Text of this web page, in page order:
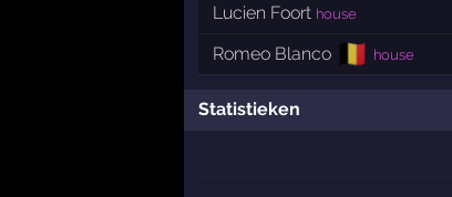
Lucien Foort house
Romeo Blanco 🇧🇪 house
Statistieken